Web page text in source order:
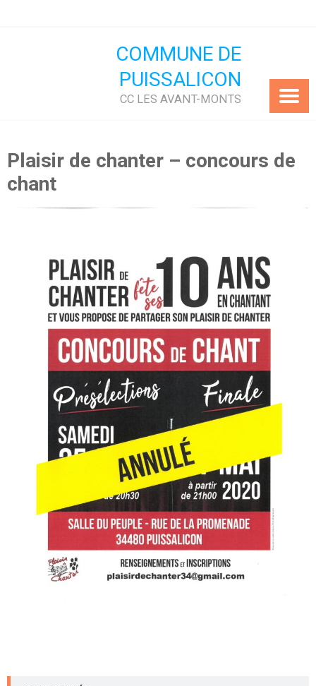
COMMUNE DE
PUISSALICON
CC LES AVANT-MONTS
Plaisir de chanter – concours de
chant